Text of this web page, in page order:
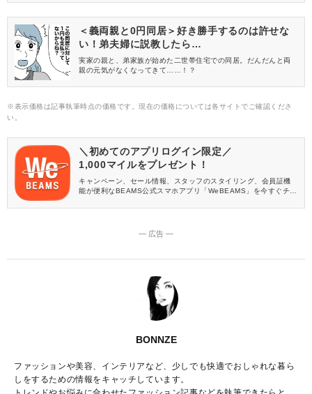
まで着回せるおすすめコーデをご紹介します。
＜義両親と0円同居＞好き勝手するのは許せな
い！弟夫婦に説教したら…
実家の親と、弟家族が始めた二世帯住宅での同居。だんだんと両
親の元気がなくなってきて……！？
※表示価格は記事執筆時点の価格です。現在の価格については各サイトでご確認くださ
い。
＼初めてのアプリログイン限定／
1,000マイルをプレゼント！
キャンペーン、セール情報、スタッフのスタイリング、会員証機
能が便利なBEAMS公式スマホアプリ「WeBEAMS」を今すぐチェ
― 広告 ―
BONNZE
ファッションや美容、インテリアなど、少しでも快適でおしゃれな暮ら
しをするための情報をキャッチしています。